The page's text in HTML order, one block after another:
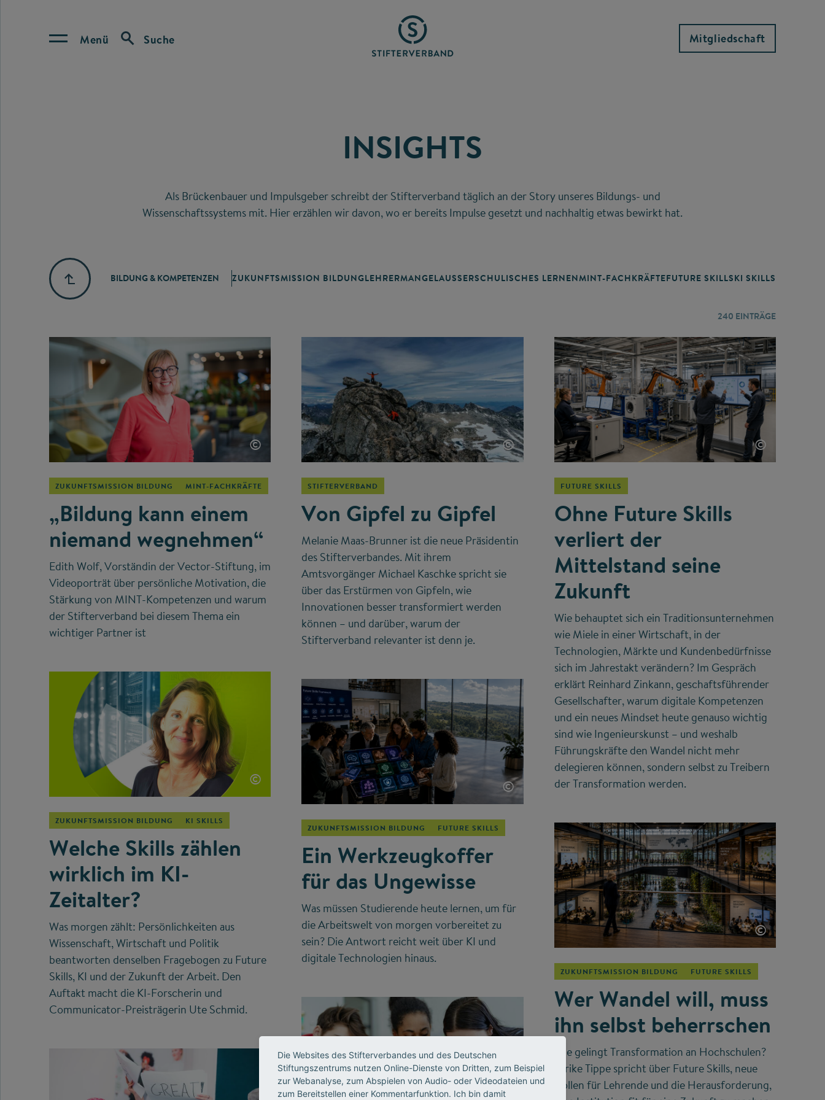
Menü Suche Mitgliedschaft
INSIGHTS
Als Brückenbauer und Impulsgeber schreibt der Stifterverband täglich an der Story unseres Bildungs- und
Wissenschaftssystems mit. Hier erzählen wir davon, wo er bereits Impulse gesetzt und nachhaltig etwas bewirkt hat.
BILDUNG & KOMPETENZEN ZUKUNFTSMISSION BILDUNGLEHRERMANGELAUSSERSCHULISCHES LERNEN MINT-FACHKRÄFTEFUTURE SKILLSKI SKILLS
240 EINTRÄGE
©
ZUKUNFTSMISSION BILDUNG MINT-FACHKRÄFTE
„Bildung kann einem
niemand wegnehmen“
Edith Wolf, Vorständin der Vector-Stiftung, im
Videoporträt über persönliche Motivation, die
Stärkung von MINT-Kompetenzen und warum
der Stifterverband bei diesem Thema ein
wichtiger Partner ist
©
STIFTERVERBAND
Von Gipfel zu Gipfel
Melanie Maas-Brunner ist die neue Präsidentin
des Stifterverbandes. Mit ihrem
Amtsvorgänger Michael Kaschke spricht sie
über das Erstürmen von Gipfeln, wie
Innovationen besser transformiert werden
können – und darüber, warum der
Stifterverband relevanter ist denn je.
©
FUTURE SKILLS
Ohne Future Skills
verliert der
Mittelstand seine
Zukunft
Wie behauptet sich ein Traditionsunternehmen
wie Miele in einer Wirtschaft, in der
Technologien, Märkte und Kundenbedürfnisse
sich im Jahrestakt verändern? Im Gespräch
erklärt Reinhard Zinkann, geschaftsführender
Gesellschafter, warum digitale Kompetenzen
und ein neues Mindset heute genauso wichtig
sind wie Ingenieurskunst – und weshalb
Führungskräfte den Wandel nicht mehr
delegieren können, sondern selbst zu Treibern
der Transformation werden.
©
ZUKUNFTSMISSION BILDUNG KI SKILLS
Welche Skills zählen
wirklich im KI-
Zeitalter?
Was morgen zählt: Persönlichkeiten aus
Wissenschaft, Wirtschaft und Politik
beantworten denselben Fragebogen zu Future
Skills, KI und der Zukunft der Arbeit. Den
Auftakt macht die KI-Forscherin und
Communicator-Preisträgerin Ute Schmid.
©
ZUKUNFTSMISSION BILDUNG FUTURE SKILLS
Ein Werkzeugkoffer
für das Ungewisse
Was müssen Studierende heute lernen, um für
die Arbeitswelt von morgen vorbereitet zu
sein? Die Antwort reicht weit über KI und
digitale Technologien hinaus.
©
ZUKUNFTSMISSION BILDUNG FUTURE SKILLS
Wer Wandel will, muss
ihn selbst beherrschen
Wie gelingt Transformation an Hochschulen?
Ulrike Tippe spricht über Future Skills, neue
Rollen für Lehrende und die Herausforderung,
Die Websites des Stifterverbandes und des Deutschen
Stiftungszentrums nutzen Online-Dienste von Dritten, zum Beispiel
zur Webanalyse, zum Abspielen von Audio- oder Videodateien und
zum Bereitstellen einer Kommentarfunktion. Ich bin damit